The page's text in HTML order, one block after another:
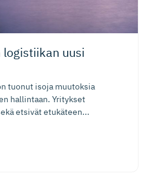
logistiikan uusi
tuonut isoja muutoksia
hallintaan. Yritykset
etsivät etukäteen...